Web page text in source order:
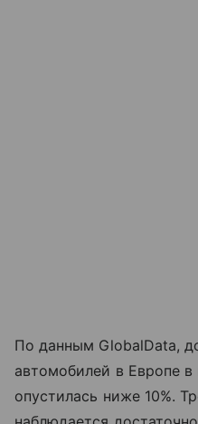
По данным GlobalData,
автомобилей в Европе
опустилась ниже 10%.